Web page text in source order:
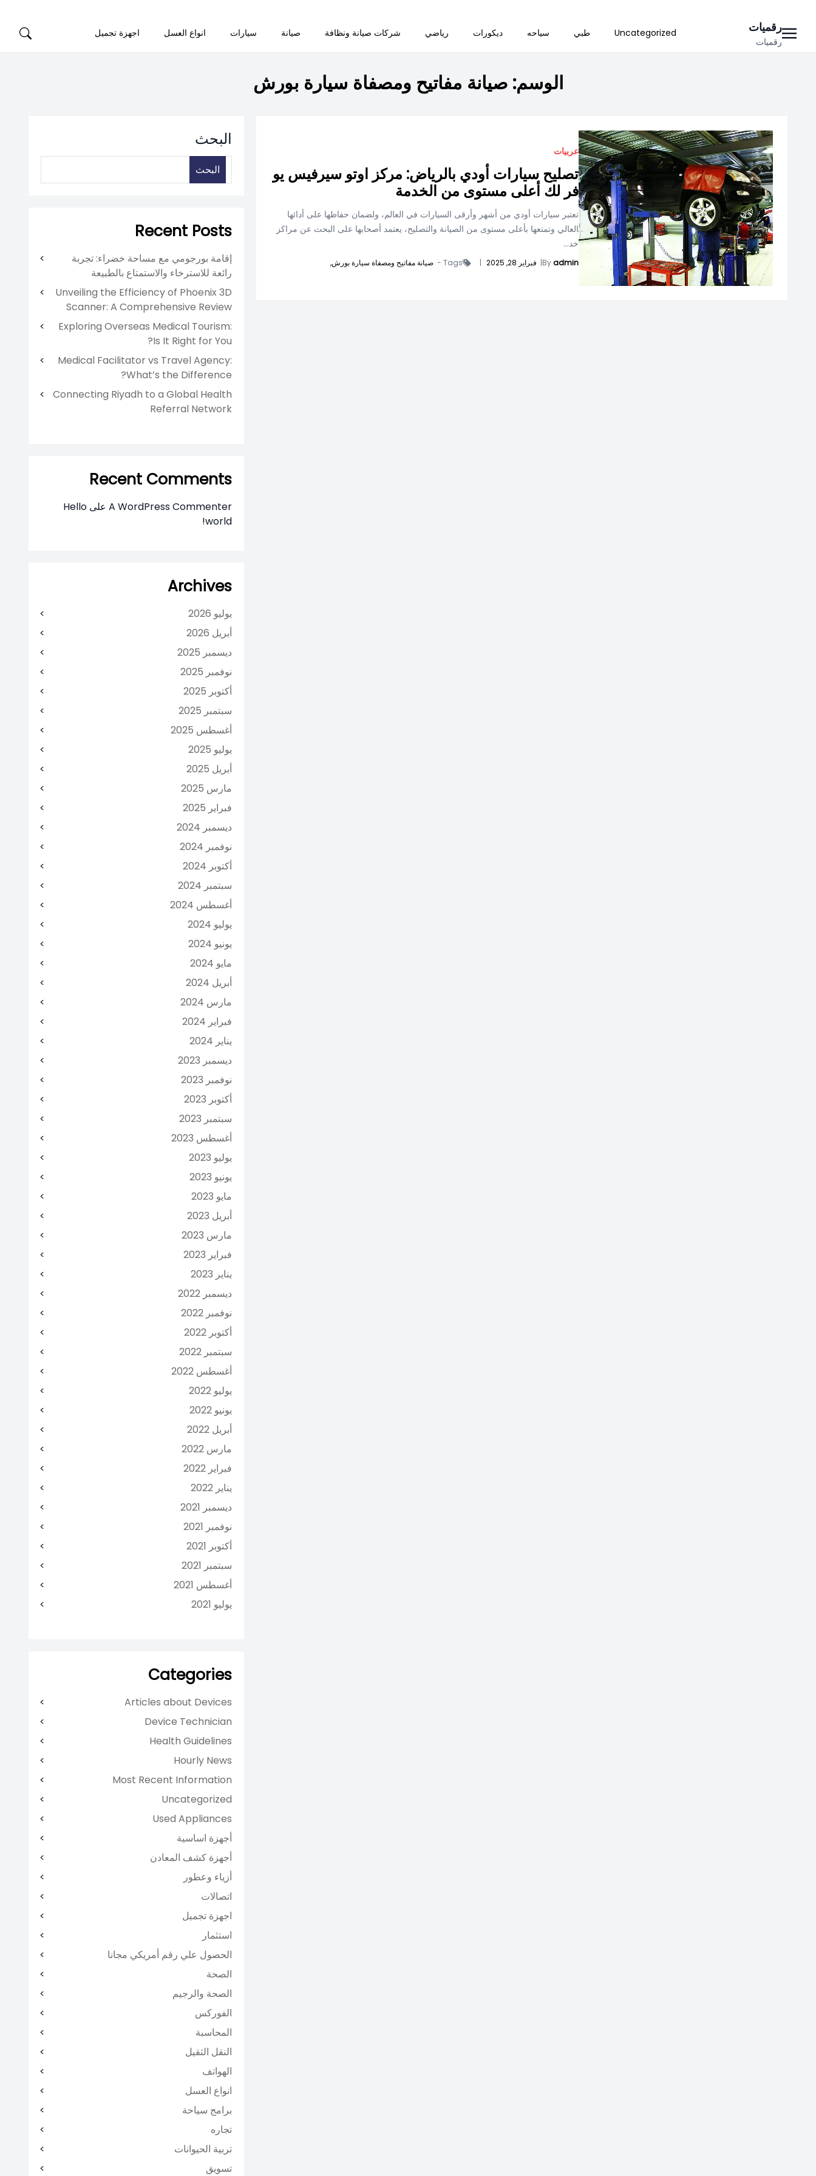
content
رقميات
رقميات
Uncategorized طبي سياحه ديكورات رياضي شركات صيانة ونظافة صيانة سيارات انواع العسل اجهزة تجميل
الوسم:صيانة مفاتيح ومصفاة سيارة بورش
عربيات
تصليح سيارات أودي بالرياض: مركز اوتو سيرفيس يو
فر لك أعلى مستوى من الخدمة
تعتبر سيارات أودي من أشهر وأرقى السيارات في العالم، ولضمان حفاظها على أدائها
العالي وتمتعها بأعلى مستوى من الصيانة والتصليح، يعتمد أصحابها على البحث عن مراكز
خد...
Byadmin
| فبراير 28, 2025 |
Tags - صيانة مفاتيح ومصفاة سيارة بورش,
البحث
البحث
Recent Posts
إقامة بورجومي مع مساحة خضراء: تجربة
رائعة للاسترخاء والاستمتاع بالطبيعة
Unveiling the Efficiency of Phoenix 3D
Scanner: A Comprehensive Review
Exploring Overseas Medical Tourism:
Is It Right for You?
Medical Facilitator vs Travel Agency:
What’s the Difference?
Connecting Riyadh to a Global Health
Referral Network
Recent Comments
A WordPress Commenter على Hello
world!
Archives
يوليو 2026
أبريل 2026
ديسمبر 2025
نوفمبر 2025
أكتوبر 2025
سبتمبر 2025
أغسطس 2025
يوليو 2025
أبريل 2025
مارس 2025
فبراير 2025
ديسمبر 2024
نوفمبر 2024
أكتوبر 2024
سبتمبر 2024
أغسطس 2024
يوليو 2024
يونيو 2024
مايو 2024
أبريل 2024
مارس 2024
فبراير 2024
يناير 2024
ديسمبر 2023
نوفمبر 2023
أكتوبر 2023
سبتمبر 2023
أغسطس 2023
يوليو 2023
يونيو 2023
مايو 2023
أبريل 2023
مارس 2023
فبراير 2023
يناير 2023
ديسمبر 2022
نوفمبر 2022
أكتوبر 2022
سبتمبر 2022
أغسطس 2022
يوليو 2022
يونيو 2022
أبريل 2022
مارس 2022
فبراير 2022
يناير 2022
ديسمبر 2021
نوفمبر 2021
أكتوبر 2021
سبتمبر 2021
أغسطس 2021
يوليو 2021
Categories
Articles about Devices
Device Technician
Health Guidelines
Hourly News
Most Recent Information
Uncategorized
Used Appliances
أجهزة اساسية
أجهزة كشف المعادن
أزياء وعطور
اتصالات
اجهزة تجميل
استثمار
الحصول علي رقم أمريكي مجانا
الصحة
الصحة والرجيم
الفوركس
المحاسبة
النقل الثقيل
الهواتف
انواع العسل
برامج سياحة
تجاره
تربية الحيوانات
تسويق